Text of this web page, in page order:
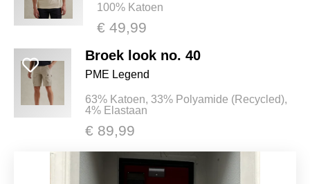
100% Katoen
€ 49,99
Broek look no. 40
PME Legend
63% Katoen, 33% Polyamide (Recycled),
4% Elastaan
€ 89,99